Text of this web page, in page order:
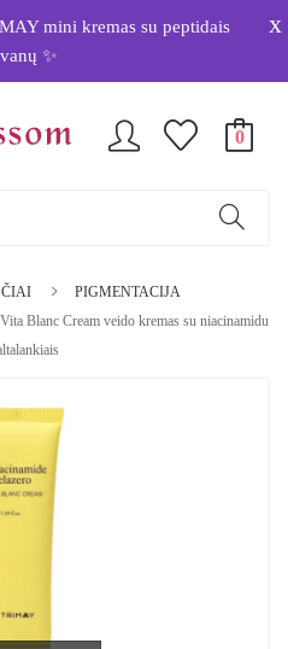
mini kremas su peptidais
✨
x
0
PIGMENTACIJA
Blanc Cream veido kremas su niacinamidu